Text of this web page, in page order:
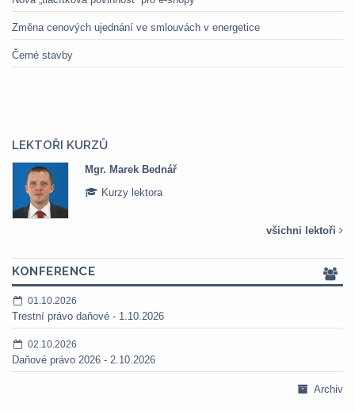
Změna cenových ujednání ve smlouvách v energetice
Černé stavby
LEKTOŘI KURZŮ
Mgr. Marek Bednář
Kurzy lektora
všichni lektoři
KONFERENCE
01.10.2026
Trestní právo daňové - 1.10.2026
02.10.2026
Daňové právo 2026 - 2.10.2026
Archiv